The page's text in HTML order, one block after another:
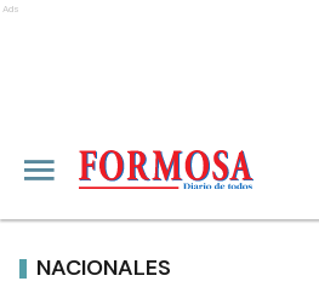
Ads
NACIONALES